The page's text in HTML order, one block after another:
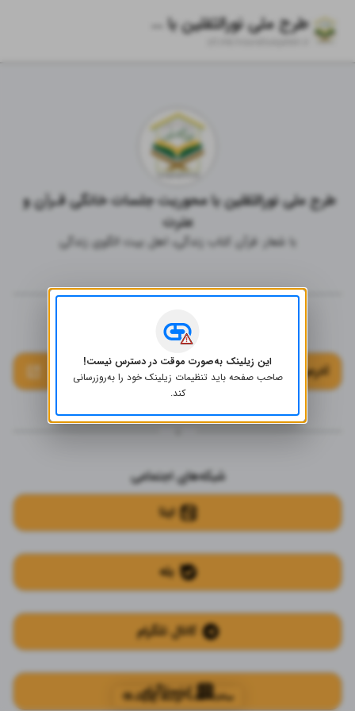
طرح ملی نورالثقلین با محوریت جلسات خانگی قـرآن و
عترت
با شعار: قرآن کتاب زندگی، اهل بیت الگوی زندگی
لینک‌های مفید
آدرس سایت
شبکه‌های اجتماعی
ایتا
بله
کانال تلگرام
اینستاگرام
ساخته شده توسط
این زیلینک به‌صورت موقت در دسترس نیست!
صاحب صفحه باید تنظیمات زیلینک خود را به‌روز‌رسانی
کند.